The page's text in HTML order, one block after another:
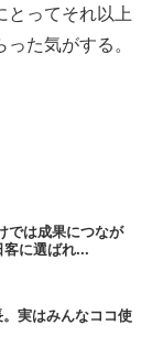
とってそれ以上
た気がする。
では成果につなが
に選ばれ...
実はみんなココ使